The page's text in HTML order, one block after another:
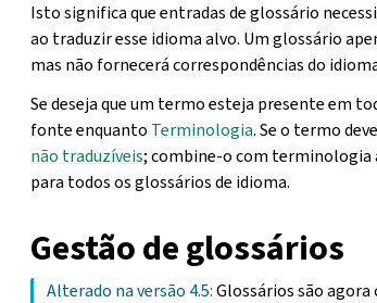
Isto significa que entradas de glossário
ao traduzir esse idioma alvo. Um glossário
mas não fornecerá correspondências do
Se deseja que um termo esteja presente em
fonte enquanto Terminologia. Se o termo
não traduzíveis; combine-o com terminologia
para todos os glossários de idioma.
Gestão de glossários
Alterado na versão 4.5:Glossários são